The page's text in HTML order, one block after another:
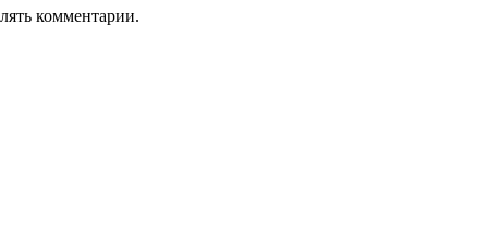
комментарии.